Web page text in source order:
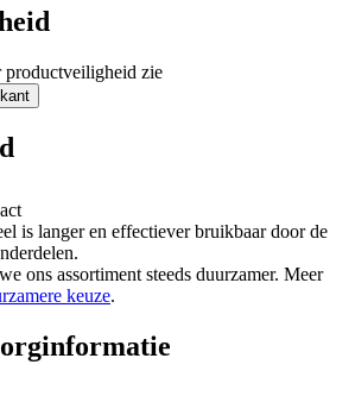
zie
is langer en effectiever bruikbaar door de
ons assortiment steeds duurzamer. Meer
keuze.